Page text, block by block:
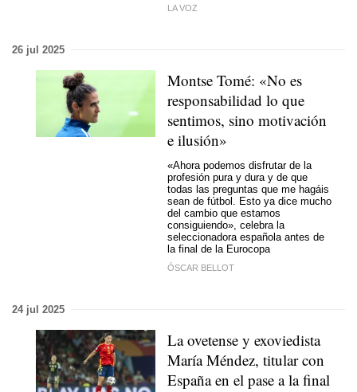
LA VOZ
26 jul 2025
Montse Tomé: «No es
responsabilidad lo que
sentimos, sino motivación
e ilusión»
«Ahora podemos disfrutar de la
profesión pura y dura y de que
todas las preguntas que me hagáis
sean de fútbol. Esto ya dice mucho
del cambio que estamos
consiguiendo», celebra la
seleccionadora española antes de
la final de la Eurocopa
ÓSCAR BELLOT
24 jul 2025
La ovetense y exoviedista
María Méndez, titular con
España en el pase a la final